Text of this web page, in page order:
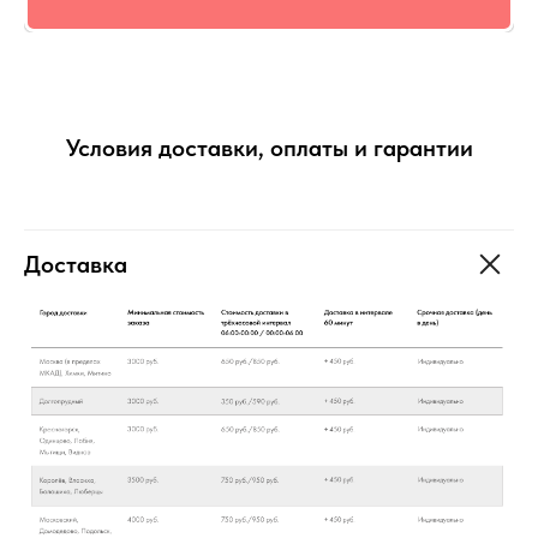
Условия доставки, оплаты и гарантии
Доставка